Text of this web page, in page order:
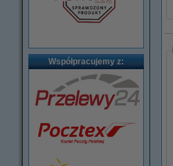
Współpracujemy z: